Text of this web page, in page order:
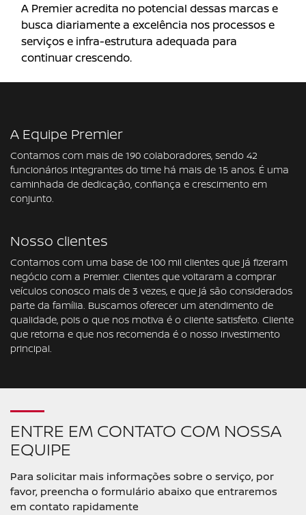
A Premier acredita no potencial dessas marcas e
busca diariamente a excelência nos processos e
serviços e infra-estrutura adequada para
continuar crescendo.
A Equipe Premier
Contamos com mais de 190 colaboradores, sendo 42
funcionários integrantes do time há mais de 15 anos. É uma
caminhada de dedicação, confiança e crescimento em
conjunto.
Nosso clientes
Contamos com uma base de 100 mil clientes que já fizeram
negócio com a Premier. Clientes que voltaram a comprar
veículos conosco mais de 3 vezes, e que já são considerados
parte da família. Buscamos oferecer um atendimento de
qualidade, pois o que nos motiva é o cliente satisfeito. Cliente
que retorna e que nos recomenda é o nosso investimento
principal.
ENTRE EM CONTATO COM NOSSA
EQUIPE
Para solicitar mais informações sobre o serviço, por
favor, preencha o formulário abaixo que entraremos
em contato rapidamente